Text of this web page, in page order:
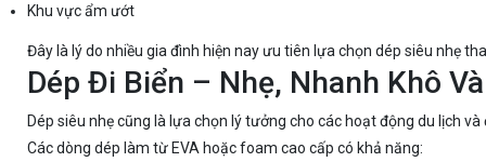
Khu vực ẩm ướt
Đây là lý do nhiều gia đình hiện nay ưu tiên lựa chọn dép siêu nhẹ
Dép Đi Biển – Nhẹ, Nhanh Khô
Dép siêu nhẹ cũng là lựa chọn lý tưởng cho các hoạt động du lịch và
Các dòng dép làm từ EVA hoặc foam cao cấp có khả năng: